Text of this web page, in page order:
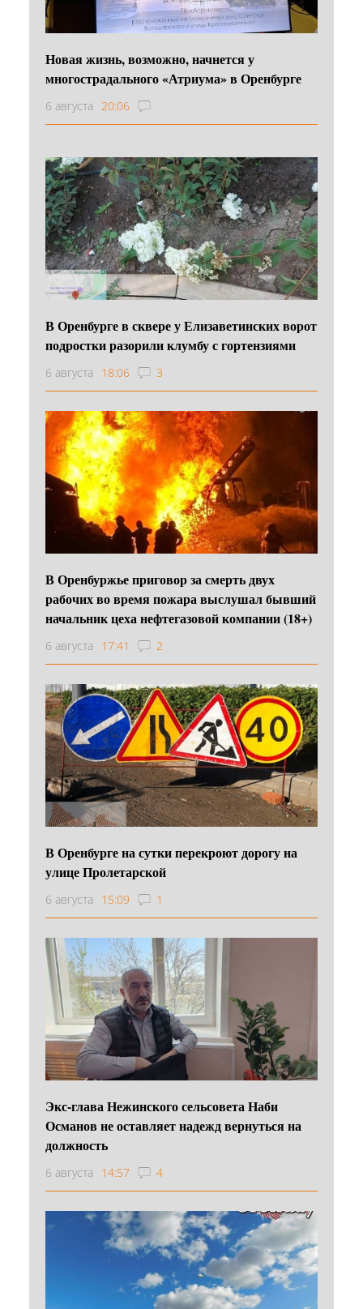
Новая жизнь, возможно, начнется у
многострадального «Атриума» в Оренбурге
6 августа 20:06
В Оренбурге в сквере у Елизаветинских ворот
подростки разорили клумбу с гортензиями
6 августа 18:06 3
В Оренбуржье приговор за смерть двух
рабочих во время пожара выслушал бывший
начальник цеха нефтегазовой компании (18+)
6 августа 17:41 2
В Оренбурге на сутки перекроют дорогу на
улице Пролетарской
6 августа 15:09 1
Экс-глава Нежинского сельсовета Наби
Османов не оставляет надежд вернуться на
должность
6 августа 14:57 4